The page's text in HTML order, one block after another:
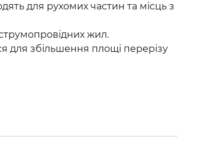
для рухомих частин та місць з
жил.
для збільшення площі перерізу